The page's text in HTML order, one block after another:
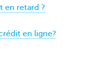
en retard ?
en ligne?